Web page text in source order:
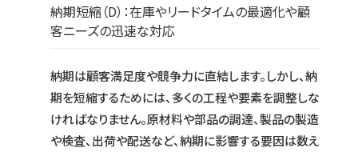
納期短縮（D）：在庫やリードタイムの最適化や顧
客ニーズの迅速な対応
納期は顧客満足度や競争力に直結します。しかし、納
期を短縮するためには、多くの工程や要素を調整しな
ければなりません。原材料や部品の調達、製品の製造
や検査、出荷や配送など、納期に影響する要因は数え